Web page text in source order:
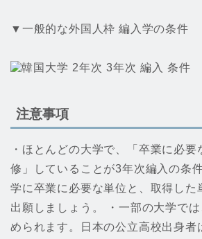
▼一般的な外国人枠 編入学の条件
注意事項
・ほとんどの大学で、「卒業に必要
修」していることが3年次編入の条
学に卒業に必要な単位と、取得した
出願しましょう。 ・一部の大学で
められます。日本の公立高校出身者